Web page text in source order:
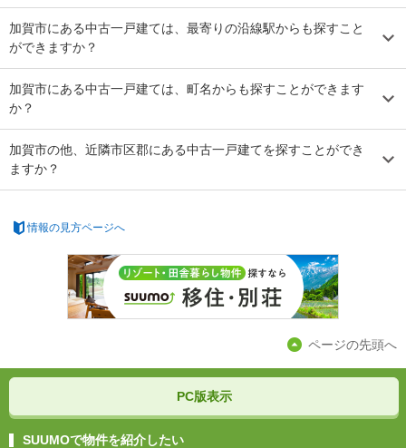
加賀市にある中古一戸建ては、最寄りの沿線駅からも探すこと
ができますか？
加賀市にある中古一戸建ては、町名からも探すことができます
か？
加賀市の他、近隣市区郡にある中古一戸建てを探すことができ
ますか？
情報の見方ページへ
ページの先頭へ
PC版表示
SUUMOで物件を紹介したい